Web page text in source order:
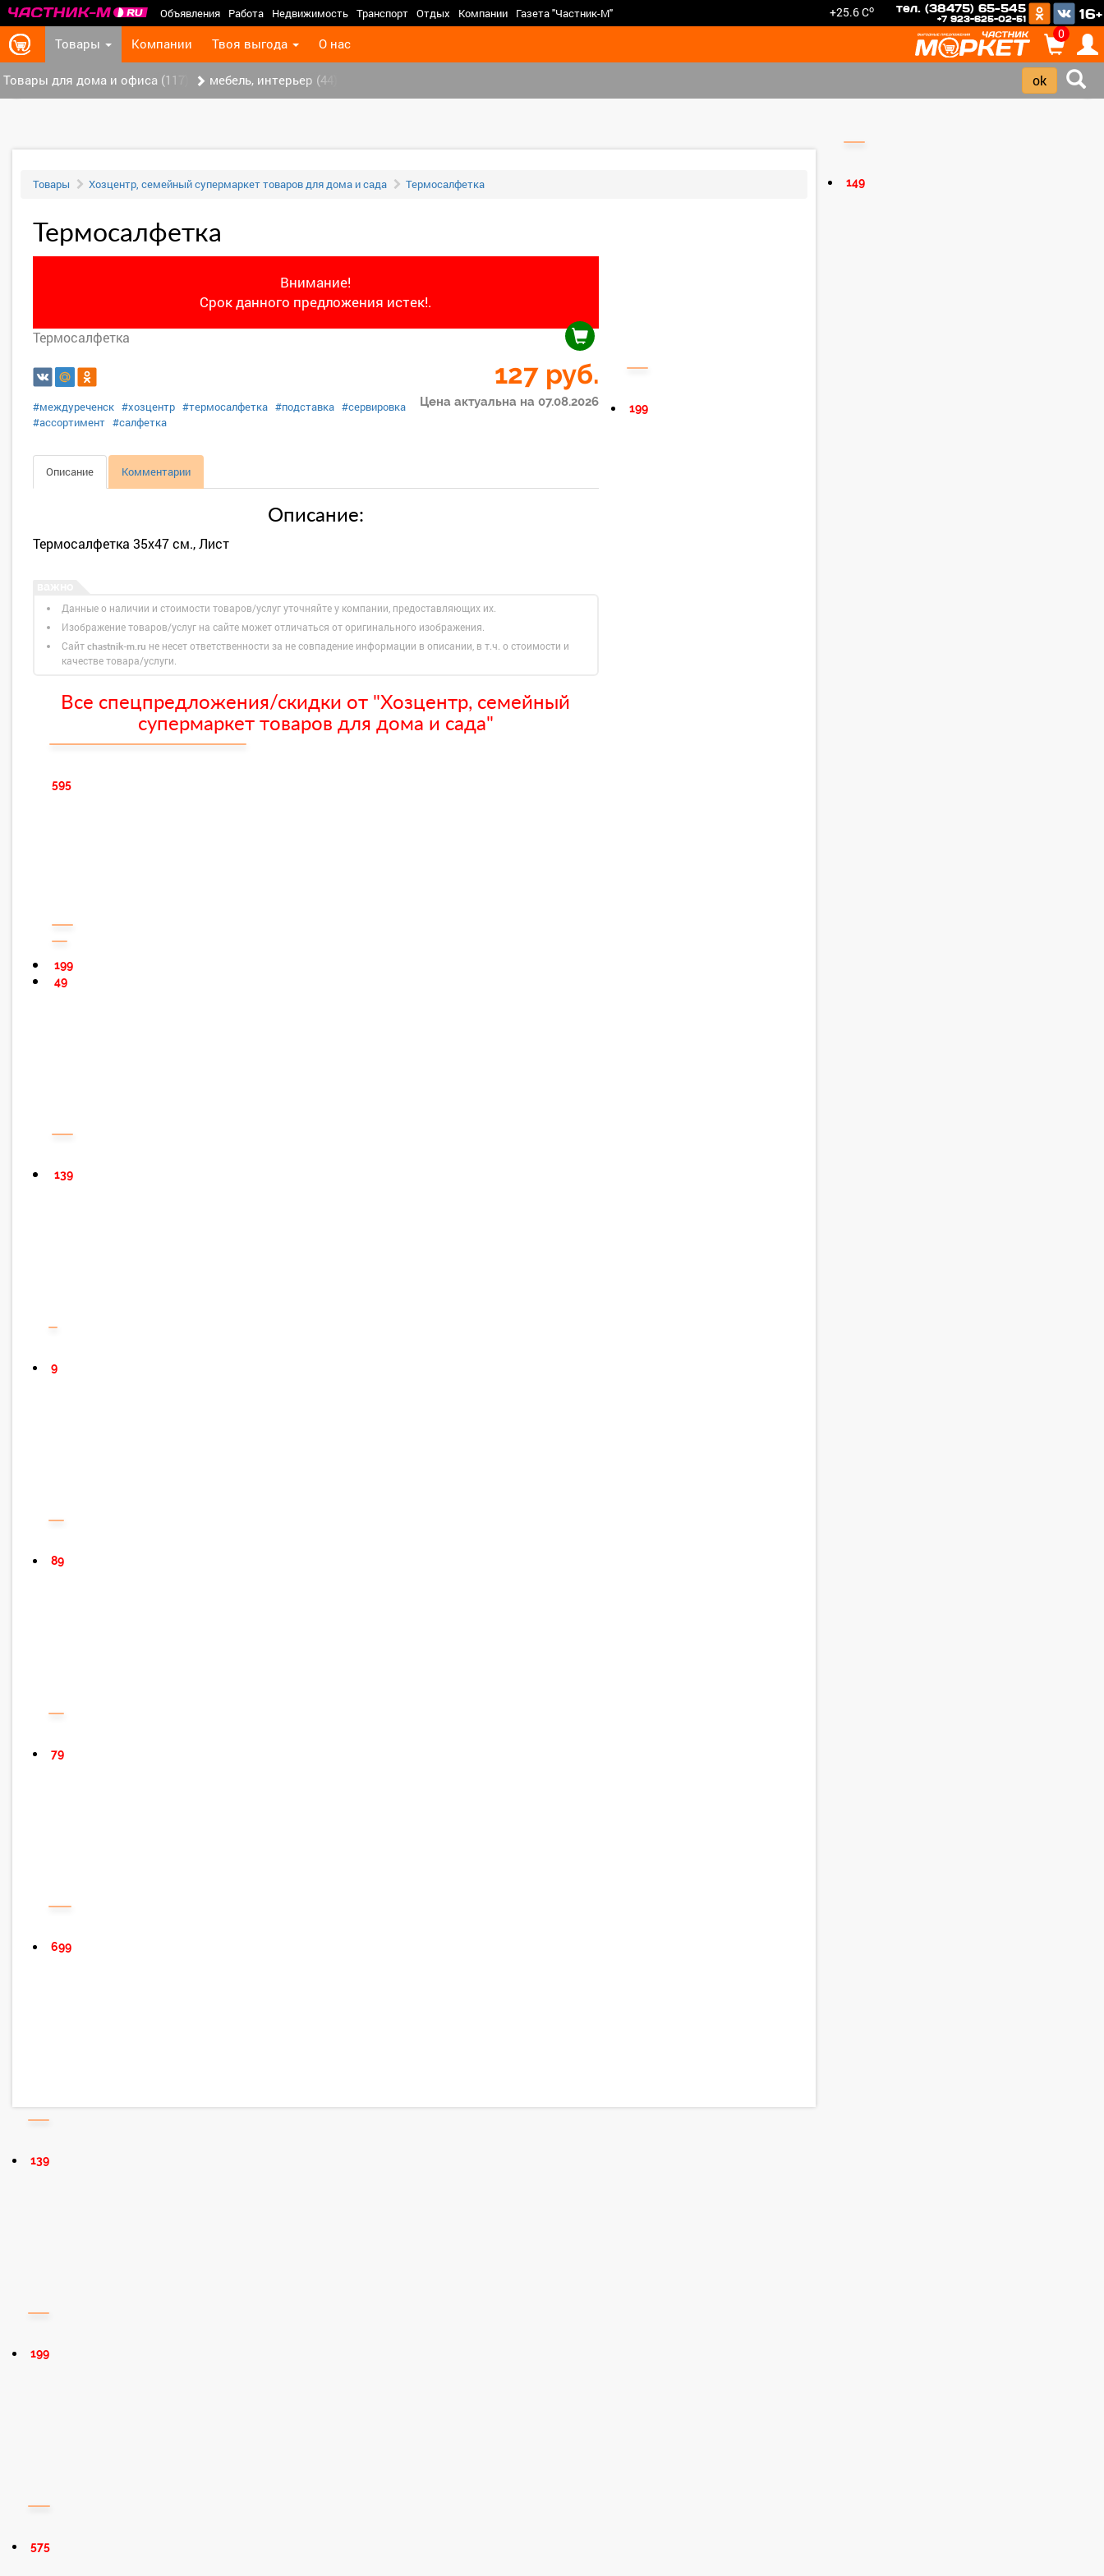
Объявления Работа Недвижимость Транспорт Отдых Компании Газета "Частник-М" +25.6 Co тел. (38475) 65-545
+7 923-625-02-51 16+
Товары Компании Твоя выгода О нас
0
>
Товары для дома и офиса (117) мебель, интерьер (44)
Товары Хозцентр, семейный супермаркет товаров для дома и сада Термосалфетка
Термосалфетка
Внимание!
Срок данного предложения истек!.
Термосалфетка
127руб.
Цена актуальна на 07.08.2026
#междуреченск #хозцентр #термосалфетка #подставка #сервировка
#ассортимент #салфетка
Описание Комментарии
Описание:
Термосалфетка 35х47 см., Лист
Данные о наличии и стоимости товаров/услуг уточняйте у компании, предоставляющих их.
Изображение товаров/услуг на сайте может отличаться от оригинального изображения.
Сайт chastnik-m.ru не несет ответственности за не совпадение информации в описании, в т.ч. о стоимости и
качестве товара/услуги.
Все спецпредложения/скидки от "Хозцентр, семейный
супермаркет товаров для дома и сада"
595
199
49
139
9
89
79
199
699
139
199
149
575
‹ ›